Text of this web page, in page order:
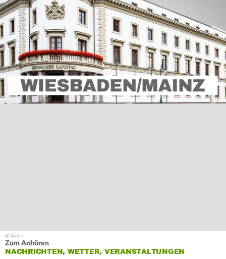
Zum Anhören
NACHRICHTEN, WETTER, VERANSTALTUNGEN